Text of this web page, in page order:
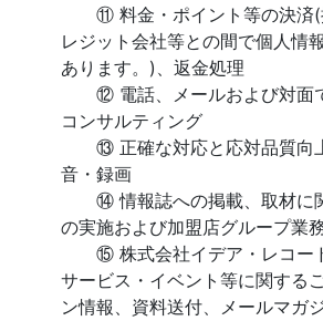
⑪ 料金・ポイント等の決済(
レジット会社等との間で個人情
あります。)、返金処理
⑫ 電話、メールおよび対面
コンサルティング
⑬ 正確な対応と応対品質向
音・録画
⑭ 情報誌への掲載、取材に
の実施および加盟店グループ業
⑮ 株式会社イデア・レコード
サービス・イベント等に関する
ン情報、資料送付、メールマガ